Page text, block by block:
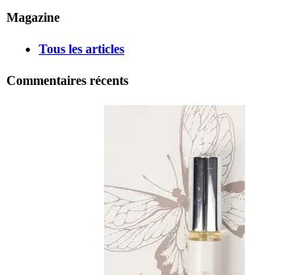
Magazine
Tous les articles
Commentaires récents